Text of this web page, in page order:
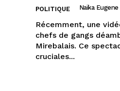
POLITIQUE Naïka Eugene
Récemment, une
chefs de gangs
Mirebalais. Ce
cruciales...